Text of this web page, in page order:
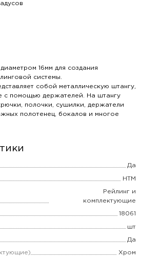
16мм для создания
системы.
собой металлическую штангу,
с помощью держателей. На штангу
полочки, сушилки, держатели
полотенец, бокалов и многое
Да
НТМ
Рейлинг и
комплектующие
18061
шт
Да
Хром